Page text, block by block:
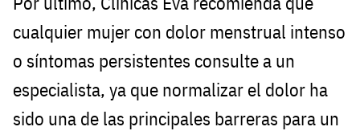
cualquier mujer con dolor menstrual intenso
o síntomas persistentes consulte a un
especialista, ya que normalizar el dolor ha
sido una de las principales barreras para un